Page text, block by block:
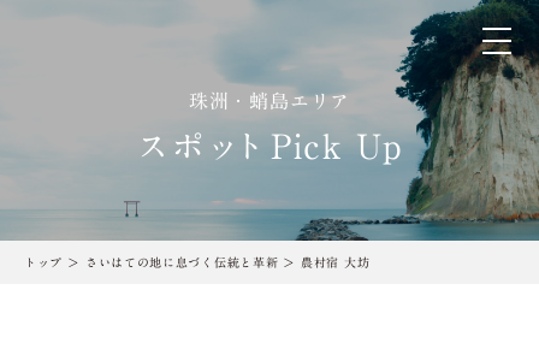
珠洲・蛸島エリア
スポッ ト Pick Up
トップ さいはての地に息づく伝統と革新 農村宿 大坊